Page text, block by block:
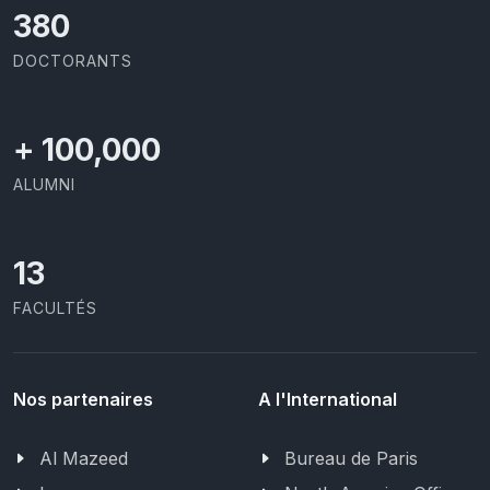
391
DOCTORANTS
+ 100,000
ALUMNI
13
FACULTÉS
Nos partenaires
Al Mazeed
A l'International
Bureau de Paris